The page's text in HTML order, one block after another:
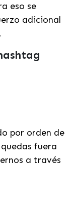
eso se
adicional
por orden de
fuera
a través